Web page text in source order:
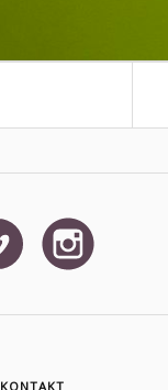
KONTAKT